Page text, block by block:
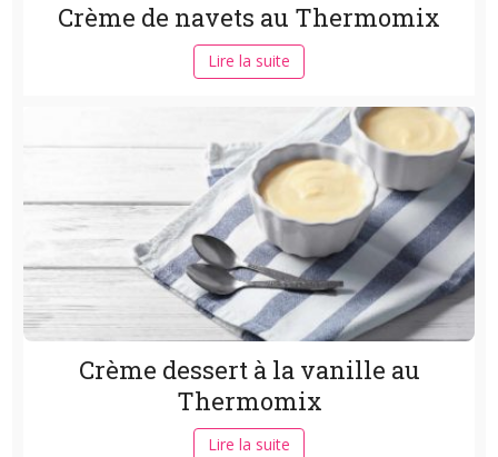
Crème de navets au Thermomix
Lire la suite
Crème dessert à la vanille au
Thermomix
Lire la suite